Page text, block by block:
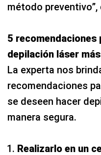
método preventivo”,
5 recomendaciones
depilación láser
La experta nos
recomendaciones
se deseen hacer
manera segura.
Realizarlo en un